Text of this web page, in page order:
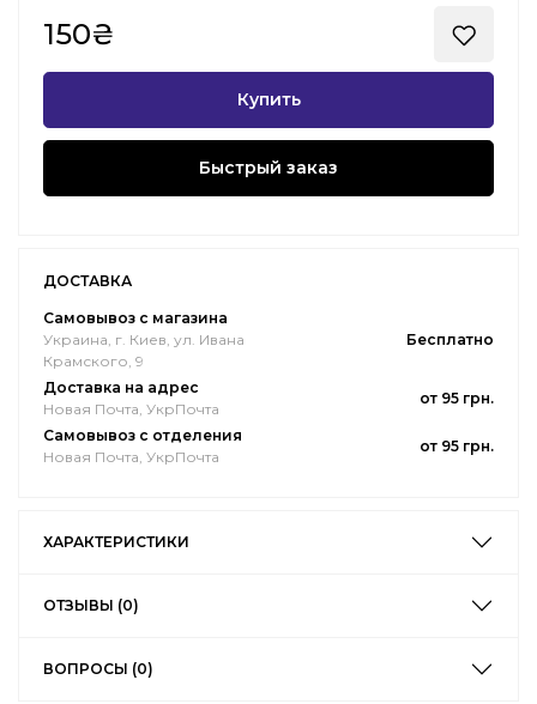
150₴
Купить
Быстрый заказ
ДОСТАВКА
Самовывоз с магазина
Украина, г. Киев, ул. Ивана
Крамского, 9
Бесплатно
Доставка на адрес
Новая Почта, УкрПочта
от 95 грн.
Самовывоз с отделения
Новая Почта, УкрПочта
от 95 грн.
ХАРАКТЕРИСТИКИ
ОТЗЫВЫ (0)
ВОПРОСЫ (0)